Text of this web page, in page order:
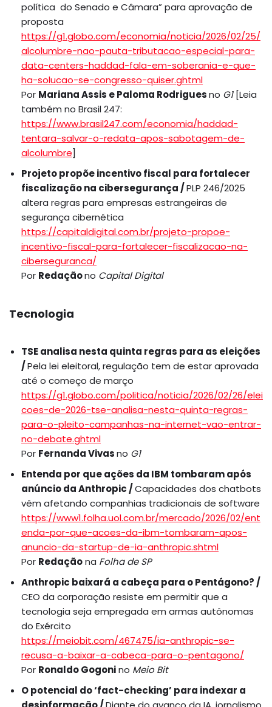
política do Senado e Câmara” para aprovação de
proposta
https://g1.globo.com/economia/noticia/2026/02/25/
alcolumbre-nao-pauta-tributacao-especial-para-
data-centers-haddad-fala-em-soberania-e-que-
ha-solucao-se-congresso-quiser.ghtml
Por Mariana Assis e Paloma Rodriguesno G1 [Leia
também no Brasil 247:
https://www.brasil247.com/economia/haddad-
tentara-salvar-o-redata-apos-sabotagem-de-
alcolumbre]
Projeto propõe incentivo fiscal para fortalecer
fiscalização na cibersegurança /PLP 246/2025
altera regras para empresas estrangeiras de
segurança cibernética
https://capitaldigital.com.br/projeto-propoe-
incentivo-fiscal-para-fortalecer-fiscalizacao-na-
ciberseguranca/
Por Redaçãono Capital Digital
Tecnologia
TSE analisa nesta quinta regras para as eleições
/Pela lei eleitoral, regulação tem de estar aprovada
até o começo de março
https://g1.globo.com/politica/noticia/2026/02/26/elei
coes-de-2026-tse-analisa-nesta-quinta-regras-
para-o-pleito-campanhas-na-internet-vao-entrar-
no-debate.ghtml
Por Fernanda Vivasno G1
Entenda por que ações da IBM tombaram após
anúncio da Anthropic /Capacidades dos chatbots
vêm afetando companhias tradicionais de software
https://www1.folha.uol.com.br/mercado/2026/02/ent
enda-por-que-acoes-da-ibm-tombaram-apos-
anuncio-da-startup-de-ia-anthropic.shtml
Por Redaçãona Folha de SP
Anthropic baixará a cabeça para o Pentágono? /
CEO da corporação resiste em permitir que a
tecnologia seja empregada em armas autônomas
do Exército
https://meiobit.com/467475/ia-anthropic-se-
recusa-a-baixar-a-cabeca-para-o-pentagono/
Por Ronaldo Gogonino Meio Bit
O potencial do ‘fact-checking’ para indexar a